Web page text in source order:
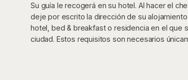
Su guía le recogerá en su hotel. Al hacer el
deje por escrito la dirección de su
hotel, bed & breakfast o residencia en el que
ciudad. Estos requisitos son necesarios